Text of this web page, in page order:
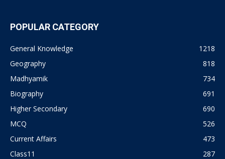
POPULAR CATEGORY
General Knowledge
1218
Geography
818
Madhyamik
734
Biography
691
Higher Secondary
690
MCQ
526
Current Affairs
473
Class11
287